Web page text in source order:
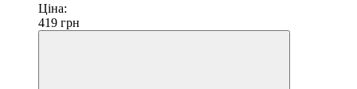
Ціна:
419 грн